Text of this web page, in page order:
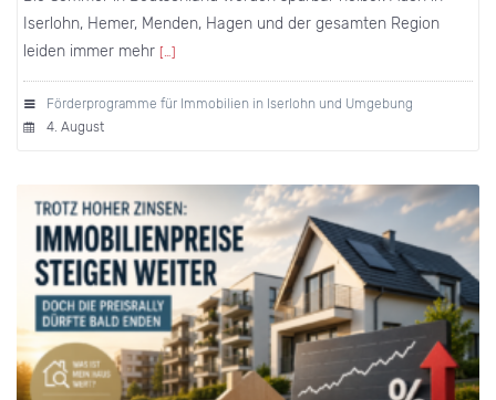
Iserlohn, Hemer, Menden, Hagen und der gesamten Region
leiden immer mehr […]
Förderprogramme für Immobilien in Iserlohn und Umgebung
4. August